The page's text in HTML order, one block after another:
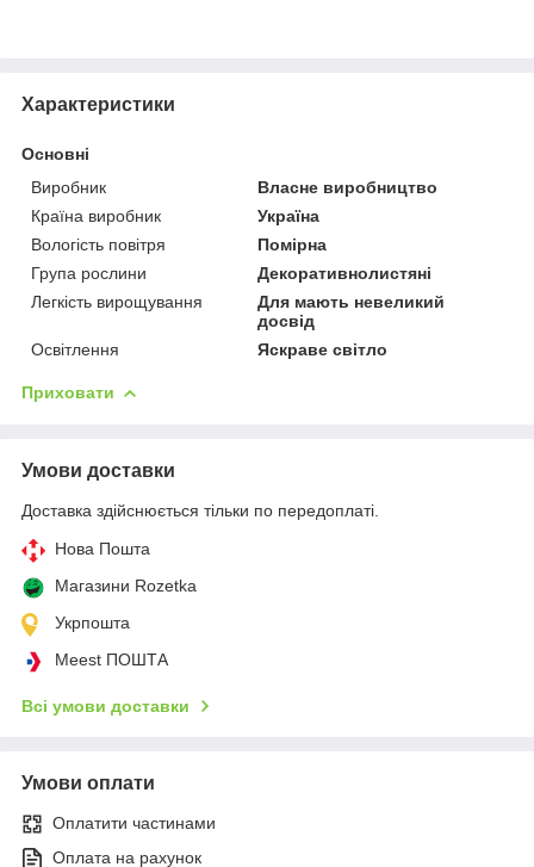
Характеристики
Основні
Виробник
Власне виробництво
Країна виробник
Україна
Вологість повітря
Помірна
Група рослини
Декоративнолистяні
Легкість вирощування
Для мають невеликий
досвід
Освітлення
Яскраве світло
Приховати
Умови доставки
Доставка здійснюється тільки по передоплаті.
Нова Пошта
Магазини Rozetka
Укрпошта
Meest ПОШТА
Всі умови доставки
Умови оплати
Оплатити частинами
Оплата на рахунок